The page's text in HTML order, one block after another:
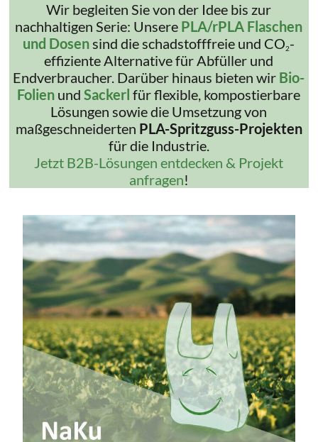
Wir begleiten Sie von der Idee bis zur
nachhaltigen Serie: Unsere PLA/rPLA Flaschen
und Dosensind die schadstofffreie und CO2-
effiziente Alternative für Abfüller und
Endverbraucher. Darüber hinaus bieten wir Bio-
Folien undSackerl für flexible, kompostierbare
Lösungen sowie die Umsetzung von
maßgeschneiderten PLA-Spritzguss-Projekten
für die Industrie.
Jetzt B2B-Lösungen entdecken & Projekt
anfragen!